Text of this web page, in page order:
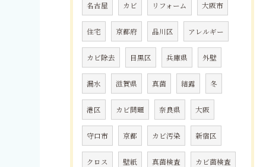
名古屋 カビ リフォーム 大阪市
住宅 京都府 品川区 アレルギー
カビ除去 目黒区 兵庫県 外壁
漏水 滋賀県 真菌 結露 冬
港区 カビ問題 奈良県 大阪
守口市 京都 カビ汚染 新宿区
クロス 壁紙 真菌検査 カビ菌検査